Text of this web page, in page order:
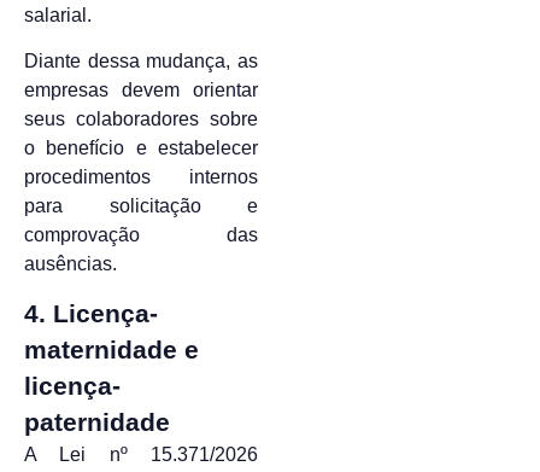
salarial.
Diante dessa mudança, as
empresas devem orientar
seus colaboradores sobre
o benefício e estabelecer
procedimentos internos
para solicitação e
comprovação das
ausências.
4. Licença-
maternidade e
licença-
paternidade
A Lei nº 15.371/2026